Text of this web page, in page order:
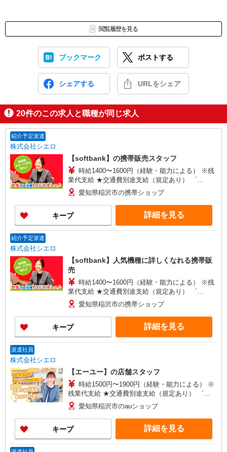
閲覧履歴を見る
ブックマーク ポストする
シェアする URLをシェア
20件のこの求人と職種が同じ求人
紹介予定派遣
株式会社シエロ
【softbank】の携帯販売スタッフ
時給1400〜1600円（経験・能力による） ※残
業代支給 ★交通費別途支給（規定あり） ゜
+゜・。○。・゜+゜・。○。・゜+゜ 入社祝い金10
万円支給(規定有) お友達を紹介頂くと, インセンテ
ィブ支給(規定有) ★月2回払い・週払い可能（規程
有）★ ゜・。○。・゜+゜・。○。・゜+゜
愛知県稲沢市の携帯ショップ
キープ 詳細を見る
紹介予定派遣
株式会社シエロ
【softbank】人気機種に詳しくなれる携帯販
売
時給1400〜1600円（経験・能力による） ※残
業代支給 ★交通費別途支給（規定あり） ゜
+゜・。○。・゜+゜・。○。・゜+゜ 入社祝い金10
万円支給(規定有) お友達を紹介頂くと, インセンテ
ィブ支給(規定有) ★月2回払い・週払い可能（規程
有）★ ゜・。○。・゜+゜・。○。・゜+゜
愛知県稲沢市の携帯ショップ
キープ 詳細を見る
派遣社員
株式会社シエロ
【エーユー】の店舗スタッフ
時給1500円〜1900円（経験・能力による） ※
残業代支給 ★交通費別途支給（規定あり） ゜
+゜・。○。・゜+゜・。○。・゜+゜ 入社祝い金10
万円支給(規定有) お友達を紹介頂くと, インセンテ
ィブ支給(規定有) ★月2回払い・週払い可能（規程
有）★ ゜・。○。・゜+゜・。○。・゜+゜
愛知県稲沢市のauショップ
キープ 詳細を見る